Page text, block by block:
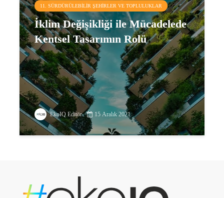
11. SÜRDÜRÜLEBILIR ŞEHIRLER VE TOPLULUKLAR
İklim Değişikliği ile Mücadelede
Kentsel Tasarımın Rolü
EkoIQ Editör 15 Aralık 2021